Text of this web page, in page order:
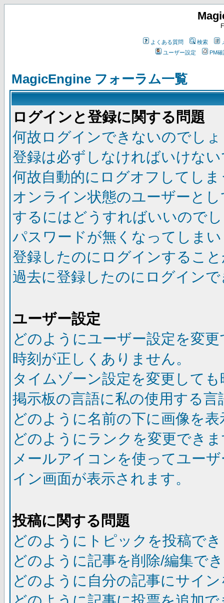
よくある質問 検索
ユーザー設定
PM
MagicEngine フォーラム一覧
ログインと登録に関する問題
何故ログインできないのでし
登録は必ずしなければいけな
何故自動的にログオフしてし
オンライン状態のユーザーと
するにはどうすればいいので
パスワードが無くなってしま
登録したのにログインするこ
過去に登録したのにログイン
ユーザー設定
どのようにユーザー設定を変
時刻が正しくありません。
タイムゾーン設定を変更して
掲示板の言語に私の使用する
どのように名前の下に画像を
どのようにランクを変更でき
メールアイコンを使ってユー
イン画面が表示されます。
投稿に関する問題
どのようにトピックを投稿で
どのように記事を削除/編集で
どのように自分の記事にサイ